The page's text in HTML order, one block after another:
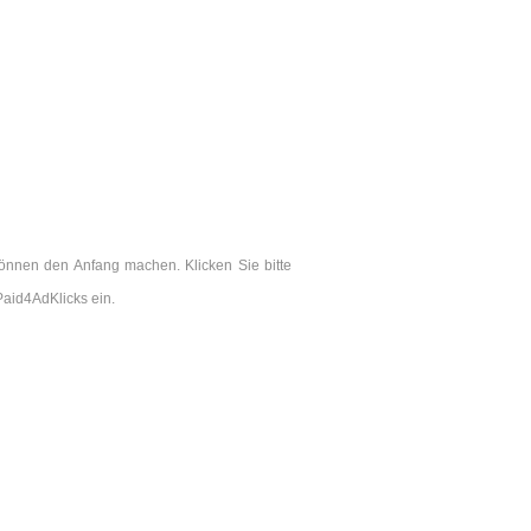
den Anfang machen. Klicken Sie bitte
ein.